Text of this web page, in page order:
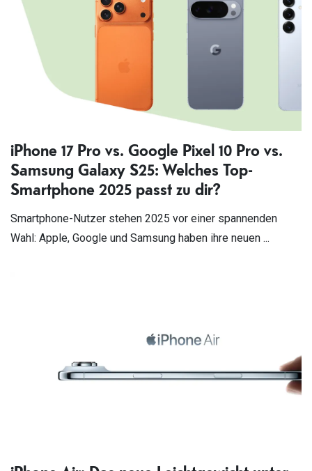
iPhone 17 Pro vs. Google Pixel 10 Pro vs.
Samsung Galaxy S25: Welches Top-
Smartphone 2025 passt zu dir?
Smartphone-Nutzer stehen 2025 vor einer spannenden
Wahl: Apple, Google und Samsung haben ihre neuen ...